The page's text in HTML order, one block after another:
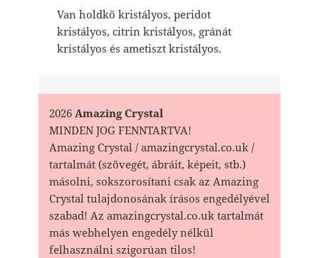
Van holdkő kristályos, peridot
kristályos, citrin kristályos, gránát
kristályos és ametiszt kristályos.
2026Amazing Crystal
MINDEN JOG FENNTARTVA!
Amazing Crystal / amazingcrystal.co.uk /
tartalmát (szövegét, ábráit, képeit, stb.)
másolni, sokszorosítani csak az Amazing
Crystal tulajdonosának írásos engedélyével
szabad! Az amazingcrystal.co.uk tartalmát
más webhelyen engedély nélkül
felhasználni szigorúan tilos!